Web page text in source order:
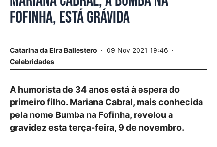
Fofinha, está grávida
Catarina da Eira Ballestero
09 Nov 2021 19:46
Celebridades
A humorista de 34 anos está à espera do
primeiro filho. Mariana Cabral, mais conhecida
pela nome Bumba na Fofinha, revelou a
gravidez esta terça-feira, 9 de novembro.